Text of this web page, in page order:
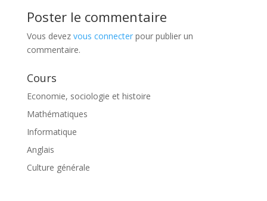
Poster le commentaire
Vous devez vous connecterpour publier un
commentaire.
Cours
Economie, sociologie et histoire
Mathématiques
Informatique
Anglais
Culture générale